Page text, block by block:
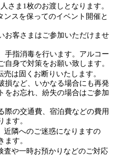
さま1枚のお渡しとなります。
スを保ってのイベント開催と
お客さまはご参加いただけませ
手指消毒を行います。アルコー
自身で対策をお願い致します。
は固くお断りいたします。
損など、いかなる場合にも再発
をお忘れ、紛失の場合はご参加
の交通費、宿泊費などの費用
ます。
隣へのご迷惑になりますの
ます。
や一時お預かりなどのご対応